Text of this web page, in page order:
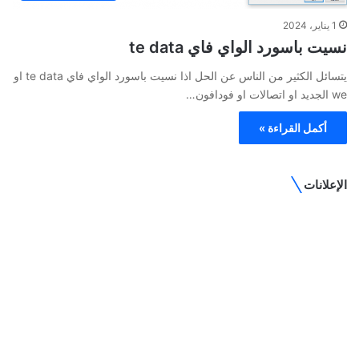
1 يناير، 2024
نسيت باسورد الواي فاي te data
يتسائل الكثير من الناس عن الحل اذا نسيت باسورد الواي فاي te data او
we الجديد او اتصالات او فودافون…
أكمل القراءة »
الإعلانات